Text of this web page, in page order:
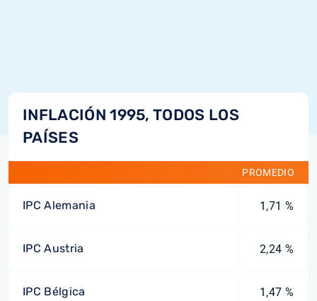
INFLACIÓN 1995, TODOS LOS
PAÍSES
PROMEDIO
IPC Alemania 1,71 %
IPC Austria 2,24 %
IPC Bélgica 1,47 %